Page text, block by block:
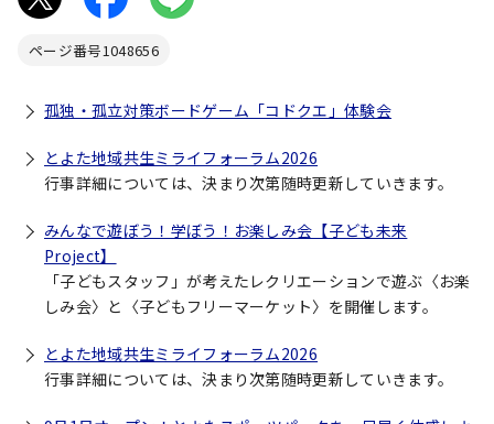
ページ番号1048656
孤独・孤立対策ボードゲーム「コドクエ」体験会
とよた地域共生ミライフォーラム2026
行事詳細については、決まり次第随時更新していきます。
みんなで遊ぼう！学ぼう！お楽しみ会【子ども未来
Project】
「子どもスタッフ」が考えたレクリエーションで遊ぶ〈お楽
しみ会〉と〈子どもフリーマーケット〉を開催します。
とよた地域共生ミライフォーラム2026
行事詳細については、決まり次第随時更新していきます。